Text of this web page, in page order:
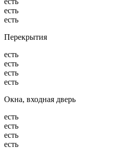
есть
есть
Перекрытия
есть
есть
есть
есть
Окна, входная дверь
есть
есть
есть
есть